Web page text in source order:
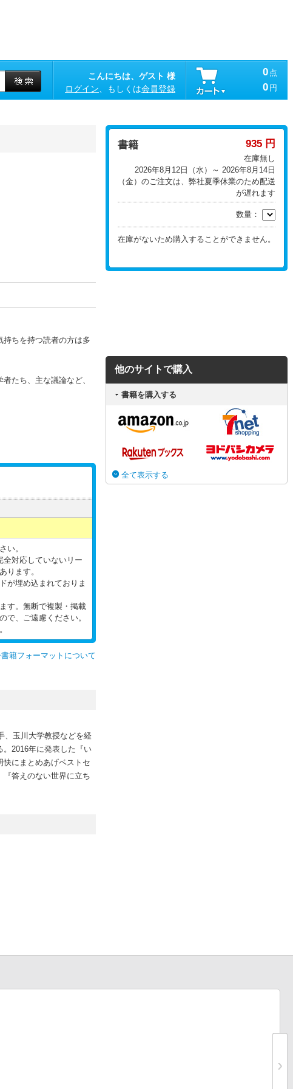
こんにちは、ゲスト 様
ログイン 、もしくは会員登録
0 点
0 円
持ちを持つ読者の方は多
たち、主な議論など、
い。
対応していないリー
ります。
が埋め込まれておりま
す。無断で複製・掲載
で、ご遠慮ください。
書籍フォーマットについて
、玉川大学教授などを経
2016年に発表した『い
にまとめあげベストセ
答えのない世界に立ち
書籍 935 円
在庫無し
2026年8月12日（水）～ 2026年8月14日
（金）のご注文は、弊社夏季休業のため配送
が遅れます
数量：
在庫がないため購入することができません。
他のサイトで購入
書籍を購入する
全て表示する